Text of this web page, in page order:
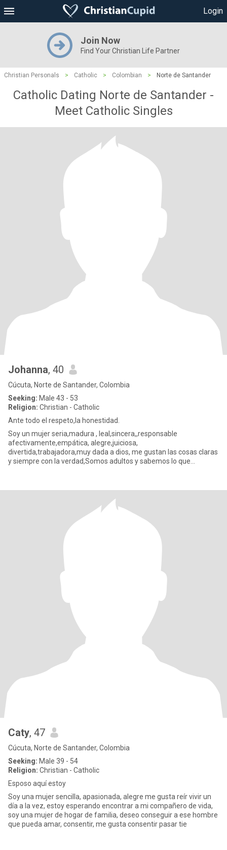
Login
Join Now
Find Your Christian Life Partner
Christian Personals > Catholic > Colombian > Norte de Santander
Catholic Dating Norte de Santander -
Meet Catholic Singles
Johanna, 40
Cúcuta, Norte de Santander, Colombia
Seeking: Male 43 - 53
Religion: Christian - Catholic
Ante todo el respeto,la honestidad.
Soy un mujer seria,madura , leal,sincera,,responsable
afectivamente,empática, alegre,juiciosa,
divertida,trabajadora,muy dada a dios, me gustan las cosas claras
y siempre con la verdad,Somos adultos y sabemos lo que
Caty, 47
Cúcuta, Norte de Santander, Colombia
Seeking: Male 39 - 54
Religion: Christian - Catholic
Esposo aquí estoy
Soy una mujer sencilla, apasionada, alegre me gusta reír vivir un
día a la vez, estoy esperando encontrar a mi compañero de vida,
soy una mujer de hogar de familia, deseo conseguir a ese hombre
que pueda amar, consentir, me gusta consentir pasar tie